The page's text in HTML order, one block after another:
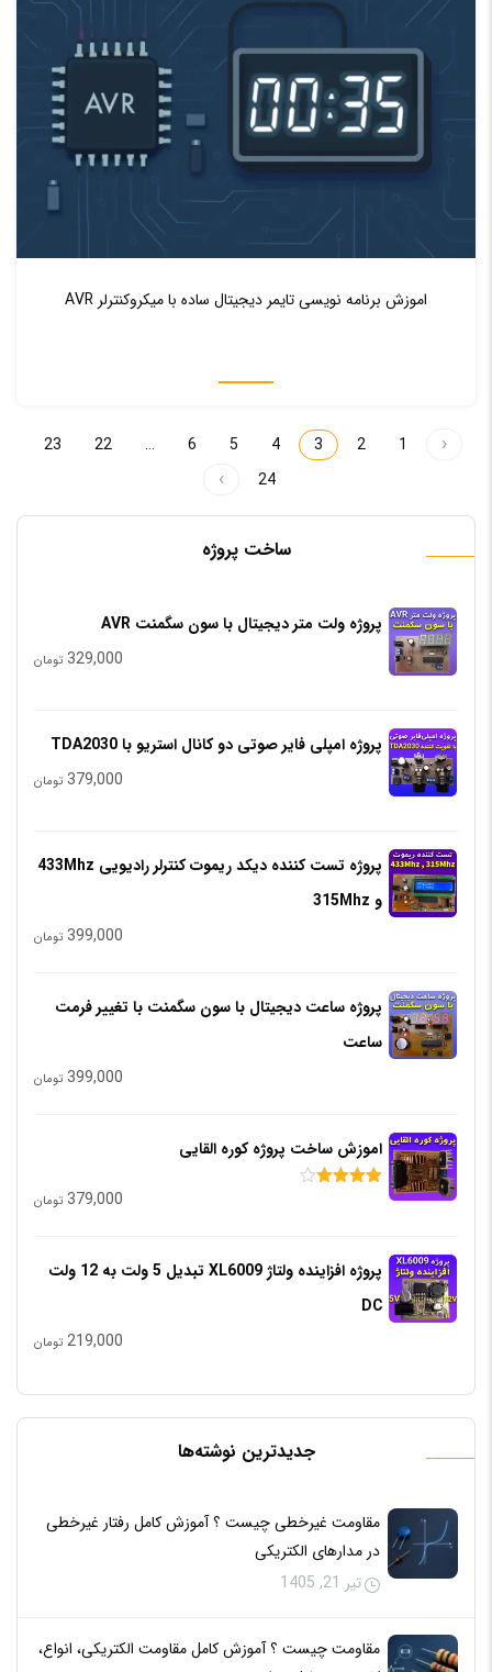
ساخت پروژه
پروژه ولت متر دیجیتال با سون سگمنت AVR
329,000 تومان
پروژه امپلی فایر صوتی دو کانال استریو با TDA2030
379,000 تومان
پروژه تست کننده دیکد ریموت کنترلر رادیویی 433Mhz
و 315Mhz
399,000 تومان
پروژه ساعت دیجیتال با سون سگمنت با تغییر فرمت
ساعت
399,000 تومان
اموزش ساخت پروژه کوره القایی
379,000 تومان
پروژه افزاینده ولتاژ XL6009 تبدیل 5 ولت به 12 ولت
DC
219,000 تومان
جدیدترین نوشته‌ها
مقاومت غیرخطی چیست ؟ آموزش کامل رفتار غیرخطی
در مدارهای الکتریکی
تیر 21, 1405
مقاومت چیست ؟ آموزش کامل مقاومت الکتریکی، انواع،
اموزش برنامه‌ نویسی تایمر دیجیتال ساده با میکروکنترلر AVR
1
2
3
4
5
6
…
22
23
24